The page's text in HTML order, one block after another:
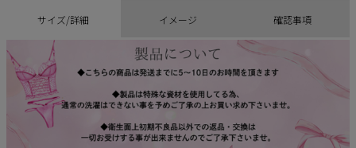
サイズ/詳細 イメージ 確認事項